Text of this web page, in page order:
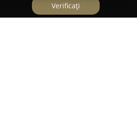
Verificați